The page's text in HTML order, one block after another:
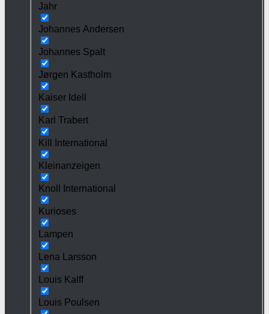
Jahr
Johannes Andersen
Johannes Spalt
Jørgen Kastholm
Kaiser Idell
Karl Trabert
Kill International
Kleinanzeigen
Knoll International
Kurioses
Lampen
Lena Larsson
Louis Kalff
Louis Poulsen